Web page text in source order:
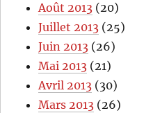
Août 2013 (20)
Juillet 2013 (25)
Juin 2013 (26)
Mai 2013 (21)
Avril 2013 (30)
Mars 2013 (26)